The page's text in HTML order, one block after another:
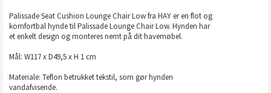
Palissade Seat Cushion Lounge Chair Low fra HAY er en flot og
komfortbal hynde til Palissade Lounge Chair Low. Hynden har
et enkelt design og monteres nemt på dit havemøbel.
Mål: W117 x D49,5 x H 1 cm
Materiale: Teflon betrukket tekstil, som gør hynden
vandafvisende.